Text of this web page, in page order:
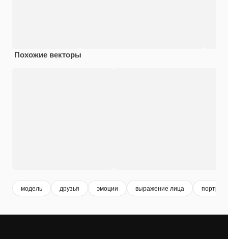
Похожие векторы
модель друзья эмоции выражение лица портрет